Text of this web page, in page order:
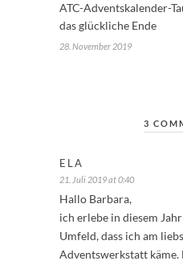
ATC-Adventskalender-
das glückliche Ende
28. November 2019
3
ELA
21. Juli 2019 at 0:40
Hallo Barbara,
ich erlebe in diesem
Umfeld, dass ich am
Adventswerkstatt